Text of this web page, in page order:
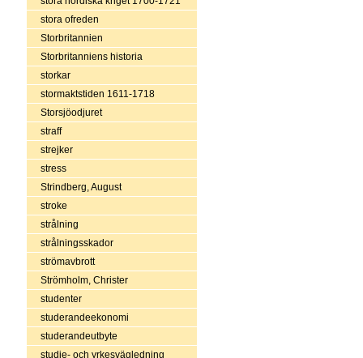
stora ofreden
Storbritannien
Storbritanniens historia
storkar
stormaktstiden 1611-1718
Storsjöodjuret
straff
strejker
stress
Strindberg, August
stroke
strålning
strålningsskador
strömavbrott
Strömholm, Christer
studenter
studerandeekonomi
studerandeutbyte
studie- och yrkesvägledning